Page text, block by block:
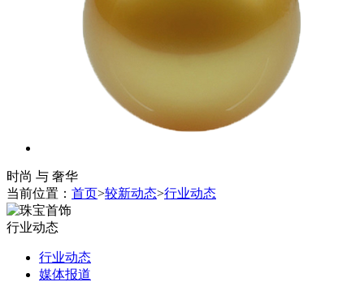
时尚 与 奢华
当前位置： 首页>较新动态>行业动态
行业动态
行业动态
媒体报道